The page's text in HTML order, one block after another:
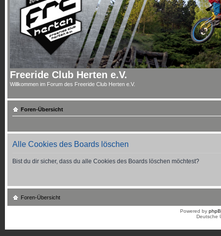
Freeride Club Herten e.V.
Willkommen im Forum des Freeride Club Herten e.V.
Foren-Übersicht
Alle Cookies des Boards löschen
Bist du dir sicher, dass du alle Cookies des Boards löschen möchtest?
Foren-Übersicht
Powered by
Deutsche